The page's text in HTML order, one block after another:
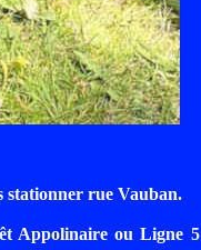
stationner rue Vauban.
Appolinaire ou Ligne 5